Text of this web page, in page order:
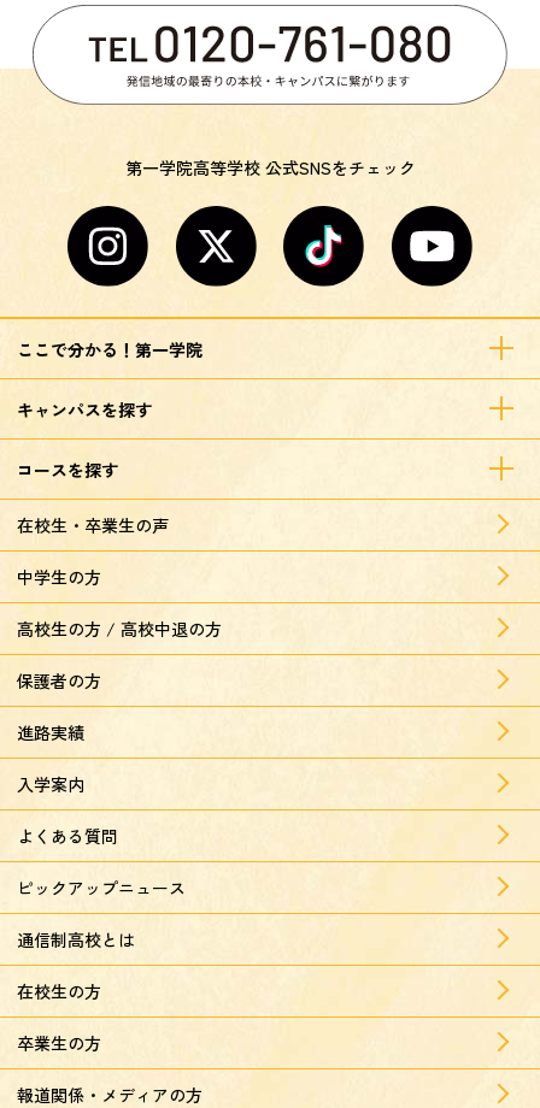
第一学院高等学校 公式SNSをチェック
ここで分かる！第一学院
キャンパスを探す
コースを探す
在校生・卒業生の声
中学生の方
高校生の方 / 高校中退の方
保護者の方
進路実績
入学案内
よくある質問
ピックアップニュース
通信制高校とは
在校生の方
卒業生の方
報道関係・メディアの方